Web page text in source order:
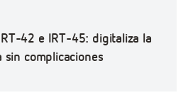
42 e IRT-45: digitaliza la
complicaciones